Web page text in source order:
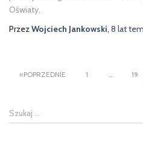
Oświaty.
PrzezWojciech Jankowski, 8 lat
Stronicowanie
wpisów
POPRZEDNIE 1 … 19
S
z
Szukaj …